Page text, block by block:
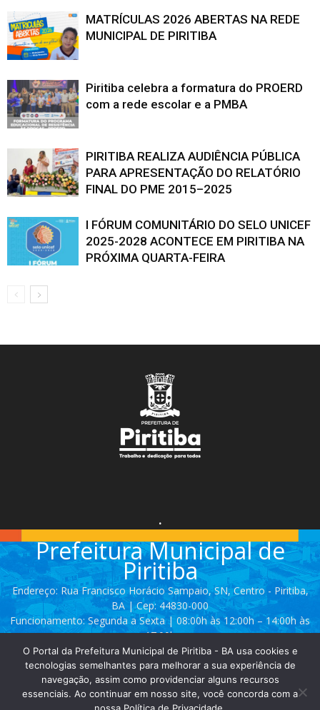
MATRÍCULAS 2026 ABERTAS NA REDE
MUNICIPAL DE PIRITIBA
Piritiba celebra a formatura do PROERD
com a rede escolar e a PMBA
PIRITIBA REALIZA AUDIÊNCIA PÚBLICA
PARA APRESENTAÇÃO DO RELATÓRIO
FINAL DO PME 2015–2025
I FÓRUM COMUNITÁRIO DO SELO UNICEF
2025-2028 ACONTECE EM PIRITIBA NA
PRÓXIMA QUARTA-FEIRA
.
Prefeitura Municipal de
Piritiba
Endereço: Rua Francisco Horácio Sampaio, SN, Centro - Piritiba,
BA | Cep: 44830-000
Funcionamento: Segunda a Sexta | 08:00h às 12:00h – 14:00h às
17:00h
Telefone: (74) 3628 - 2111 / 3628 - 2153
Contato:comunicacao@piritiba.ba.gov.br
O Portal da Prefeitura Municipal de Piritiba - BA usa cookies e
tecnologias semelhantes para melhorar a sua experiência de
navegação, assim como providenciar alguns recursos
essenciais. Ao continuar em nosso site, você concorda com a